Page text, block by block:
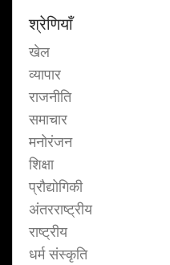
श्रेणियाँ
खेल
व्यापार
राजनीति
समाचार
मनोरंजन
शिक्षा
प्रौद्योगिकी
अंतरराष्ट्रीय
राष्ट्रीय
धर्म संस्कृति